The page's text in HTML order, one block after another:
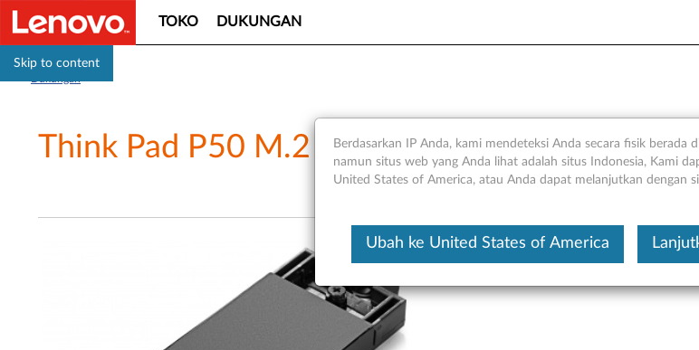
Skip to content
TOKO DUKUNGAN
Think Pad P50 M.2 Baki SSD SATA -
Berdasarkan IP Anda, kami mendeteksi Anda secara fisik berada
namun situs web yang Anda lihat adalah situs Indonesia, Kami
United States of America, atau Anda dapat melanjutkan dengan
Ubah ke United States of America